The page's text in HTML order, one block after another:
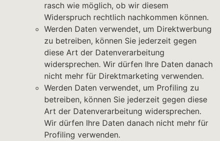
rasch wie möglich, ob wir diesem
Widerspruch rechtlich nachkommen können.
Werden Daten verwendet, um Direktwerbung
zu betreiben, können Sie jederzeit gegen
diese Art der Datenverarbeitung
widersprechen. Wir dürfen Ihre Daten danach
nicht mehr für Direktmarketing verwenden.
Werden Daten verwendet, um Profiling zu
betreiben, können Sie jederzeit gegen diese
Art der Datenverarbeitung widersprechen.
Wir dürfen Ihre Daten danach nicht mehr für
Profiling verwenden.